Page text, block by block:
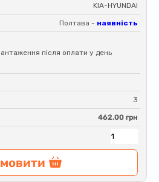
KIA-HYUNDAI
Полтава - наявність
після оплати у день
3
462.00 грн